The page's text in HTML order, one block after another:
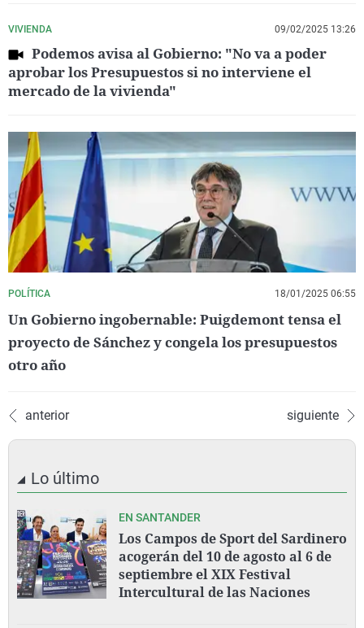
VIVIENDA 09/02/2025 13:26
Podemos avisa al Gobierno: "No va a poder
aprobar los Presupuestos si no interviene el
mercado de la vivienda"
POLÍTICA 18/01/2025 06:55
Un Gobierno ingobernable: Puigdemont tensa el
proyecto de Sánchez y congela los presupuestos
otro año
anterior siguiente
Lo último
EN SANTANDER
Los Campos de Sport del Sardinero
acogerán del 10 de agosto al 6 de
septiembre el XIX Festival
Intercultural de las Naciones